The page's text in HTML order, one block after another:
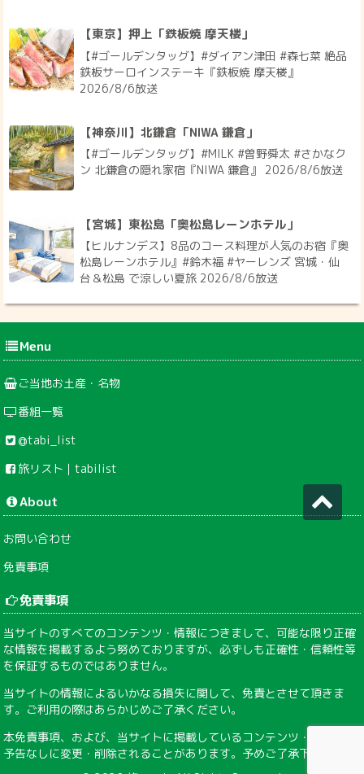
【東京】押上「鉄板焼 摩天楼」
【#ゴールデンタッグ】#ダイアン津田 #森七菜 絶品
鉄板サーロインステーキ『鉄板焼 摩天楼』
2026/8/6放送
【神奈川】北鎌倉「NIWA 鎌倉」
【#ゴールデンタッグ】#MILK #曽野舜太 #さかなク
ン 北鎌倉の隠れ家宿『NIWA 鎌倉』 2026/8/6放送
【宮城】東松島「奥松島レーンホテル」
【ヒルナンデス】8品のコース料理が人気のお宿『奥
松島レーンホテル』#鈴木福 #ヤーレンズ 宮城・仙
台＆松島 で涼しい夏旅 2026/8/6放送
Menu
ご当地お土産・名物
番組一覧
@tabi_list
旅リスト｜tabilist
About
お問い合わせ
免責事項
免責事項
当サイトのすべてのコンテンツ・情報につきまして、可能な限り正確
な情報を掲載するよう努めておりますが、必ずしも正確性・信頼性等
を保証するものではありません。
当サイトの情報によるいかなる損失に関して、免責とさせて頂きま
す。ご利用の際はあらかじめご了承ください。
本免責事項、および、当サイトに掲載しているコンテンツ・情報は、
予告なしに変更・削除されることがあります。予めご了承下さい。